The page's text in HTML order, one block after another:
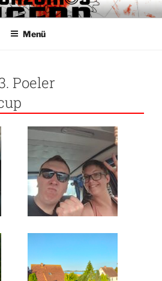
EISERN
im Stadion
Menü
Poeler